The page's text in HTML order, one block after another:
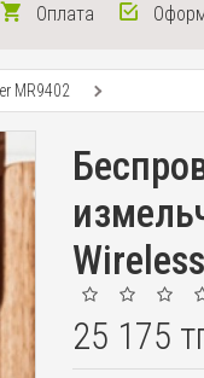
Оплата
MR9402
25 175